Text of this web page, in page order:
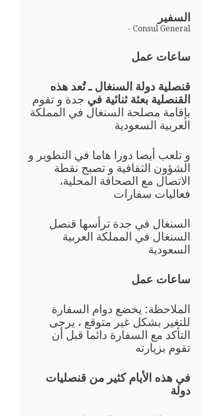
السفير
- Consul General
ساعات عمل
قنصلية دولة السنغال ـ تُعد هذه
القنصلية بعثة ثنائية في جدة و تقوم
بإقامة مصلحة السنغال في المملكة
العربية السعودية
و تلعب أيضا دورا هاما في التطوير و
الشؤون الثقافية و تصبح نقطة
الاتصال مع الصحافة المحلية،
فعاليات سفارات
السنغال في جدة ترأسها قنصل
السنغال في المملكة العربية
السعودية
ساعات عمل
الملاحظة: يخضع دوام السفارة
للتغير بشكل غير متوقع ، يرجى
التأكد مع السفارة دائما قبل أن
تقوم بزيارته
في هذه الأيام كثير من قنصليات
دولة